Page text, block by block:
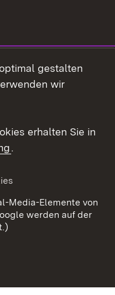
gestalten
wir
erhalten Sie in
.
Media-Elemente von
werden auf der